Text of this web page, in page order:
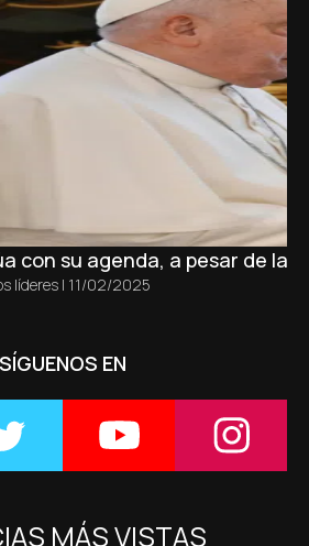
con su agenda, a pesar de la
líderes | 11/02/2025
SÍGUENOS EN
MÁS VISTAS